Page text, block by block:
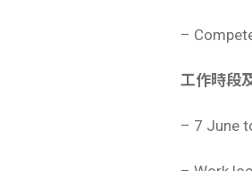
–
工作時段
– 7 June